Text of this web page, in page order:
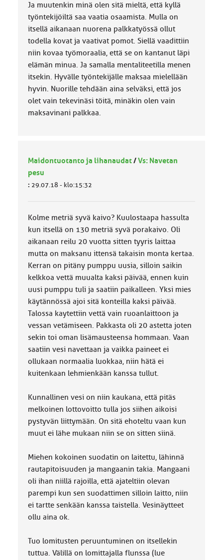
Ja muutenkin minä olen sitä mieltä, että kyllä
työntekijöiltä saa vaatia osaamista. Mulla on
itsellä aikanaan nuorena palkkatyössä ollut
todella kovat ja vaativat pomot. Siellä vaadittiin
niin kovaa työmoraalia, että se on kantanut läpi
elämän minua. Ja samalla mentaliteetilla menen
itsekin. Hyvälle työntekijälle maksaa mielellään
hyvin. Nuorille tehdään aina selväksi, että jos
olet vain tekevinäsi töitä, minäkin olen vain
maksavinani palkkaa.
Maidontuotanto ja lihanaudat/Vs: Navetan
pesu
: 29.07.18 - klo:15:32
Kolme metriä syvä kaivo? Kuulostaapa hassulta
kun itsellä on 130 metriä syvä porakaivo. Oli
aikanaan reilu 20 vuotta sitten tyyris laittaa
mutta on maksanu ittensä takaisin monta kertaa.
Kerran on pitäny pumppu uusia, silloin saikin
kelkkoa vettä muualta kaksi päivää, ennen kuin
uusi pumppu tuli ja saatiin paikalleen. Yksi mies
käytännössä ajoi sitä konteilla kaksi päivää.
Talossa kaytettiin vettä vain ruoanlaittoon ja
vessan vetämiseen. Pakkasta oli 20 astetta joten
sekin toi oman lisämausteensa hommaan. Vaan
saatiin vesi navettaan ja vaikka paineet ei
ollukaan normaalia luokkaa, niin hätä ei
kuitenkaan lehmienkään kanssa tullut.
Kunnallinen vesi on niin kaukana, että pitäs
melkoinen lottovoitto tulla jos siihen aikoisi
pystyvän liittymään. On sitä ehoteltu vaan kun
muut ei lähe mukaan niin se on sitten siinä.
Miehen kokoinen suodatin on laitettu, lähinnä
rautapitoisuuden ja mangaanin takia. Mangaani
oli ihan niillä rajoilla, että ajateltiin olevan
parempi kun sen suodattimen silloin laitto, niin
ei tartte senkään kanssa taistella. Vesinäytteet
ollu aina ok.
Tuo lomitusten peruuntuminen on itsellekin
tuttua. Välillä on lomittajalla flunssa (lue